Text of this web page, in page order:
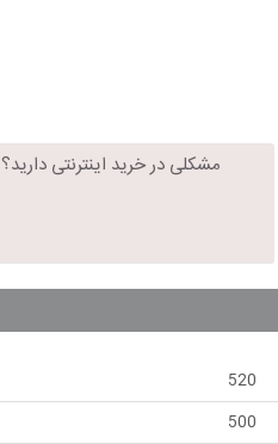
مشکلی در خرید اینترنتی دارید؟
520
500